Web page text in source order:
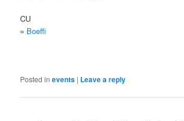
CU
» Boeffi
Posted in events | Leave a reply